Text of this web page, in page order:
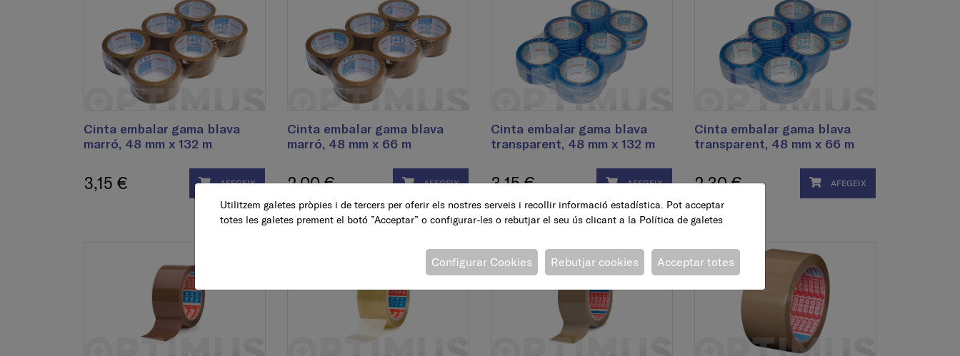
Cinta embalar gama blava
marró, 48 mm x 132 m
3,15 € AFEGEIX
Cinta embalar gama blava
marró, 48 mm x 66 m
2,00 € AFEGEIX
Cinta embalar gama blava
transparent, 48 mm x 132 m
3,15 € AFEGEIX
Cinta embalar gama blava
transparent, 48 mm x 66 m
2,30 € AFEGEIX
Utilitzem galetes pròpies i de tercers per oferir els nostres serveis i recollir informació estadística. Pot acceptar
totes les galetes prement el botó ”Acceptar” o configurar-les o rebutjar el seu ús clicant a la Política de galetes
Acceptar totes
Rebutjar cookies
Configurar Cookies